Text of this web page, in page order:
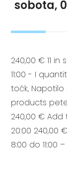
sobota,
240,00 € 11
11:00 - I
točk, Napotilo
products
240,00 € Add
20:00 240,00
8:00 do 11:00